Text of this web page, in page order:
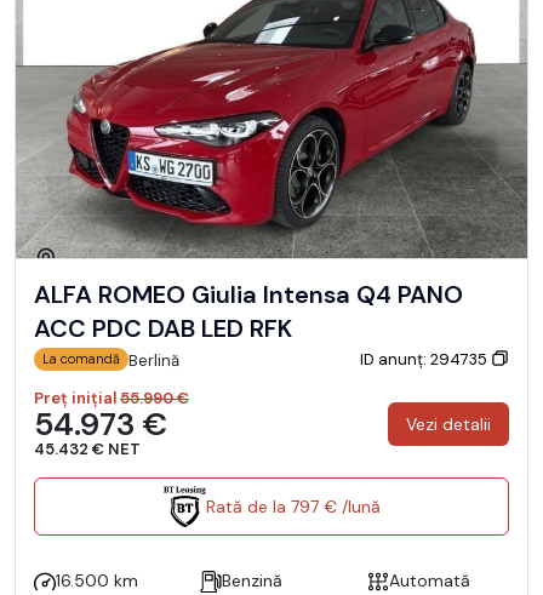
ALFA ROMEO Giulia Intensa Q4 PANO
ACC PDC DAB LED RFK
La comandă Berlină
ID anunț: 294735
Preț inițial55.990 €
54.973 €
45.432 € NET
Vezi detalii
Rată de la 797 € /lună
16.500 km Benzină
Automată